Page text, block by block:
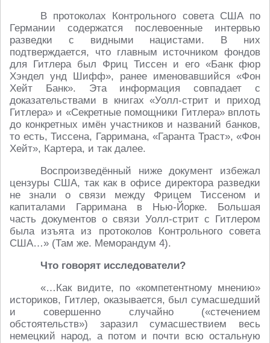
В протоколах Контрольного совета США по
Германии содержатся послевоенные интервью
разведки с видными нацистами. В них
подтверждается, что главным источником фондов
для Гитлера был Фриц Тиссен и его «Банк фюр
Хэндел унд Шифф», ранее именовавшийся «Фон
Хейт Банк». Эта информация совпадает с
доказательствами в книгах «Уолл-стрит и приход
Гитлера» и «Секретные помощники Гитлера» вплоть
до конкретных имён участников и названий банков,
то есть, Тиссена, Гарримана, «Гаранта Траст», «Фон
Хейт», Картера, и так далее.
Воспроизведённый ниже документ избежал
цензуры США, так как в офисе директора разведки
не знали о связи между Фрицем Тиссеном и
капиталами Гарримана в Нью-Йорке. Большая
часть документов о связи Уолл-стрит с Гитлером
была изъята из протоколов Контрольного совета
США…» (Там же. Меморандум 4).
Что говорят исследователи?
«…Как видите, по «компетентному мнению»
историков, Гитлер, оказывается, был сумасшедший
и совершенно случайно («стечением
обстоятельств») заразил сумасшествием весь
немецкий народ, а потом и почти всю остальную